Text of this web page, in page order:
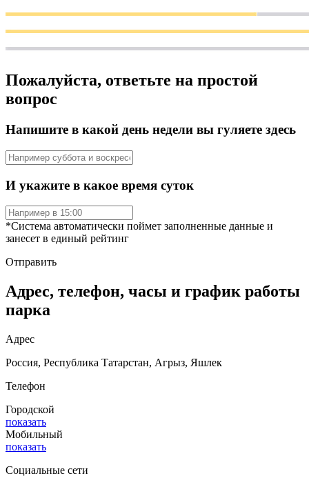
Пожалуйста, ответьте на простой
вопрос
Напишите в какой день недели вы гуляете здесь
И укажите в какое время суток
*Система автоматически поймет заполненные данные и
занесет в единый рейтинг
Отправить
Адрес, телефон, часы и график работы
парка
Адрес
Россия, Республика Татарстан, Агрыз, Яшлек
Телефон
Городской
показать
Мобильный
показать
Социальные сети